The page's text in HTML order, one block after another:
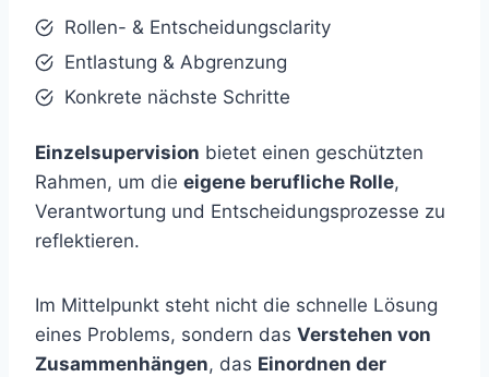
Rollen- & Entscheidungsclarity
Entlastung & Abgrenzung
Konkrete nächste Schritte
Einzelsupervision bietet einen geschützten
Rahmen, um die eigene berufliche Rolle,
Verantwortung und Entscheidungsprozesse zu
reflektieren.
Im Mittelpunkt steht nicht die schnelle Lösung
eines Problems, sondern das Verstehen von
Zusammenhängen, das Einordnen der